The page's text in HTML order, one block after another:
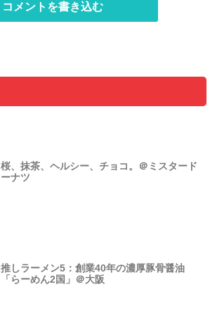
コメントを書き込む
桜、抹茶、ヘルシー、チョコ。＠ミスタード
ーナツ
推しラーメン5：創業40年の濃厚豚骨醤油
「らーめん2国」＠大阪